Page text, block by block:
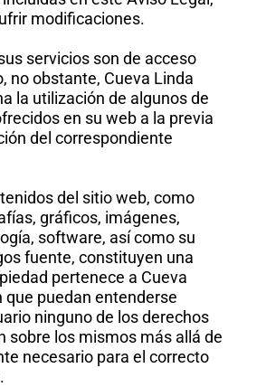
modificaciones.
servicios son de acceso
no obstante, Cueva Linda
la utilización de algunos de
en su web a la previa
del correspondiente
del sitio web, como
gráficos, imágenes,
software, así como su
fuente, constituyen una
pertenece a Cueva
que puedan entenderse
ninguno de los derechos
sobre los mismos más allá de
necesario para el correcto